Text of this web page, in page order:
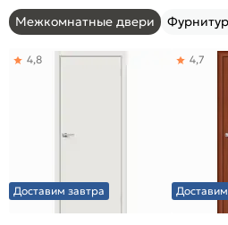
Межкомнатные двери
Доставим завтра
4,8 4,7